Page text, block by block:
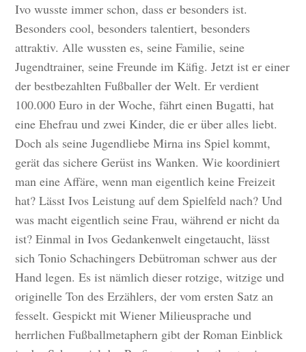
Ivo wusste immer schon, dass er besonders ist.
Besonders cool, besonders talentiert, besonders
attraktiv. Alle wussten es, seine Familie, seine
Jugendtrainer, seine Freunde im Käfig. Jetzt ist er einer
der bestbezahlten Fußballer der Welt. Er verdient
100.000 Euro in der Woche, fährt einen Bugatti, hat
eine Ehefrau und zwei Kinder, die er über alles liebt.
Doch als seine Jugendliebe Mirna ins Spiel kommt,
gerät das sichere Gerüst ins Wanken. Wie koordiniert
man eine Affäre, wenn man eigentlich keine Freizeit
hat? Lässt Ivos Leistung auf dem Spielfeld nach? Und
was macht eigentlich seine Frau, während er nicht da
ist? Einmal in Ivos Gedankenwelt eingetaucht, lässt
sich Tonio Schachingers Debütroman schwer aus der
Hand legen. Es ist nämlich dieser rotzige, witzige und
originelle Ton des Erzählers, der vom ersten Satz an
fesselt. Gespickt mit Wiener Milieusprache und
herrlichen Fußballmetaphern gibt der Roman Einblick